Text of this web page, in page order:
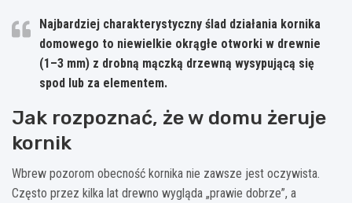
Najbardziej charakterystyczny ślad działania kornika
domowego to niewielkie okrągłe otworki w drewnie
(1–3 mm) z drobną mączką drzewną wysypującą się
spod lub za elementem.
Jak rozpoznać, że w domu żeruje
kornik
Wbrew pozorom obecność kornika nie zawsze jest oczywista.
Często przez kilka lat drewno wygląda „prawie dobrze”, a